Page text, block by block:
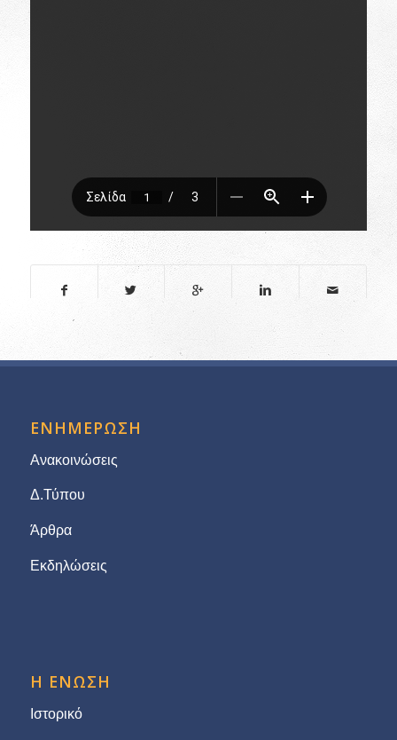
ΕΝΗΜΕΡΩΣΗ
Ανακοινώσεις
Δ.Τύπου
Άρθρα
Εκδηλώσεις
Η ΕΝΩΣΗ
Ιστορικό